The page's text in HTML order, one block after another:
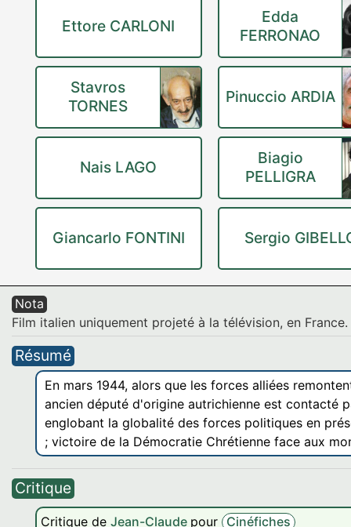
Ettore CARLONI
Edda
FERRONAO
Stavros
TORNES
Pinuccio ARDIA
Nais LAGO
Biagio
PELLIGRA
Giancarlo FONTINI Sergio
Nota
Film italien uniquement projeté à la télévision, en France.
Résumé
En mars 1944, alors que les forces alliées
ancien député d'origine autrichienne est contacté
englobant la globalité des forces politiques en
; victoire de la Démocratie Chrétienne face aux
Critique
Critique de Jean-Claude pour Cinéfiches